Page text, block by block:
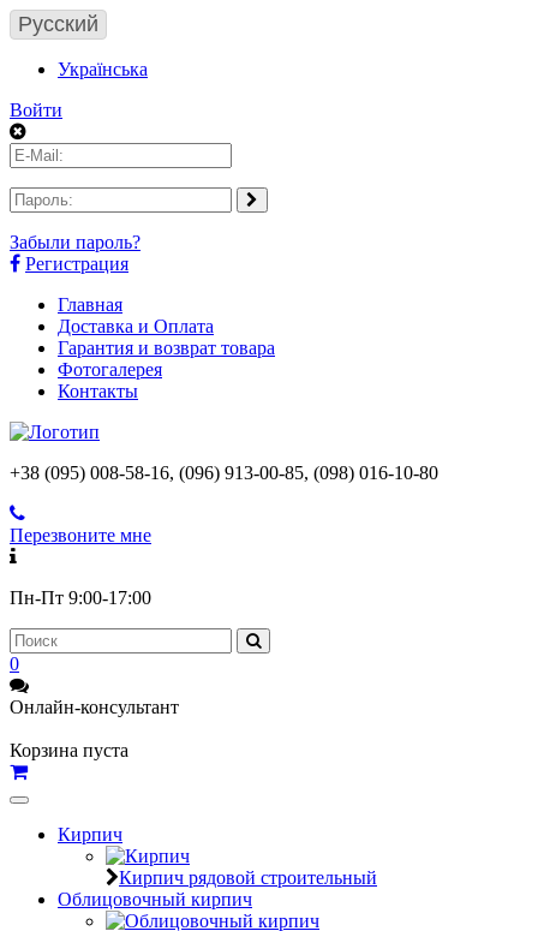
Русский
Українська
Войти
Забыли пароль?
Регистрация
Главная
Доставка и Оплата
Гарантия и возврат товара
Фотогалерея
Контакты
+38 (095) 008-58-16, (096) 913-00-85, (098) 016-10-80
Перезвоните мне
Пн-Пт 9:00-17:00
0
Онлайн-консультант
Корзина пуста
Toggle
navigationКирпич
Кирпич рядовой строительный
Облицовочный кирпич